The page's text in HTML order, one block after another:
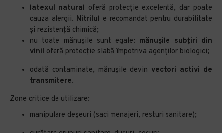
latexul natural oferă protecție excelentă, dar poate
cauza alergii. Nitrilul e recomandat pentru durabilitate
și rezistență chimică;
nu toate mănușile sunt egale: mănușile subțiri din
vinil oferă protecție slabă împotriva agenților biologici;
odată contaminate, mănușile devinvectori activi de
transmitere.
Zone critice de utilizare:
manipulare deșeuri (saci menajeri, resturi sanitare);